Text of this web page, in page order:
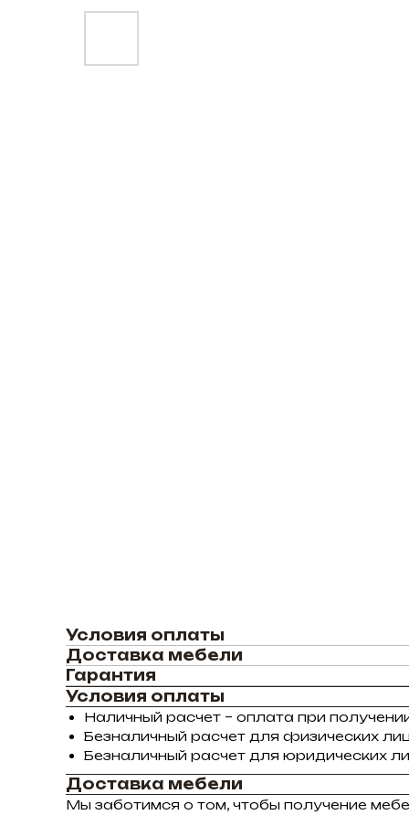
Условия оплаты
Доставка мебели
Гарантия
Условия оплаты
Наличный расчет – оплата при
Безналичный расчет для физических
Безналичный расчет для юридических
Доставка мебели
Мы заботимся о том, чтобы получение